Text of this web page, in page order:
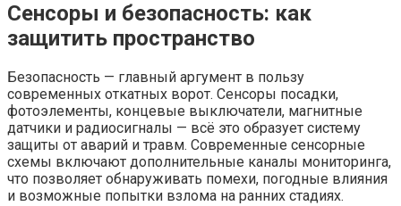
Сенсоры и безопасность: как
защитить пространство
Безопасность — главный аргумент в пользу
современных откатных ворот. Сенсоры посадки,
фотоэлементы, концевые выключатели, магнитные
датчики и радиосигналы — всё это образует систему
защиты от аварий и травм. Современные сенсорные
схемы включают дополнительные каналы мониторинга,
что позволяет обнаруживать помехи, погодные влияния
и возможные попытки взлома на ранних стадиях.